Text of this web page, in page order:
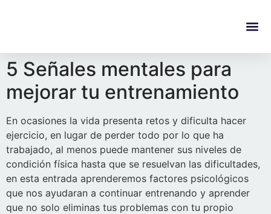
5 Señales mentales para
mejorar tu entrenamiento
En ocasiones la vida presenta retos y dificulta hacer
ejercicio, en lugar de perder todo por lo que ha
trabajado, al menos puede mantener sus niveles de
condición física hasta que se resuelvan las dificultades,
en esta entrada aprenderemos factores psicológicos
que nos ayudaran a continuar entrenando y aprender
que no solo eliminas tus problemas con tu propio